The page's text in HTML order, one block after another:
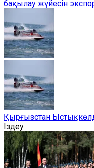
бақылау жүйесін
Қырғызстан
Іздеу